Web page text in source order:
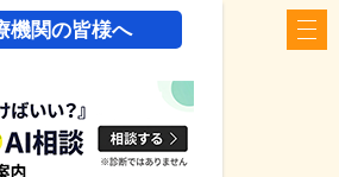
機関の皆様へ